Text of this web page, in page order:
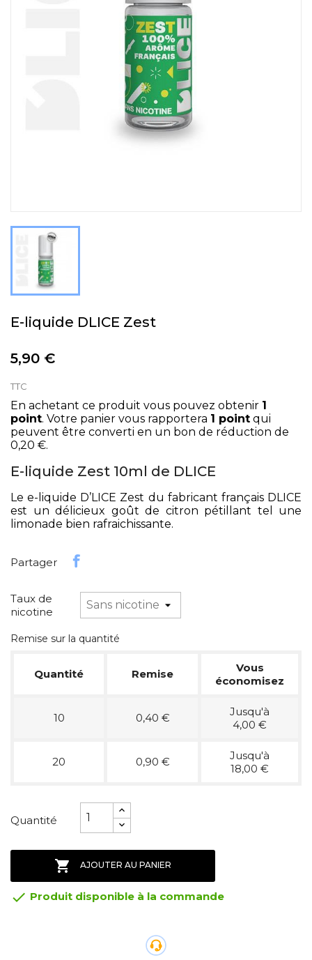
E-liquide DLICE Zest
5,90 €
TTC
En achetant ce produit vous pouvez obtenir 1
point. Votre panier vous rapportera 1 point qui
peuvent être converti en un bon de réduction de
0,20 €.
E-liquide Zest 10ml de DLICE
Le e-liquide D’LICE Zest du fabricant français DLICE
est un délicieux goût de citron pétillant tel une
limonade bien rafraichissante.
Partager
Taux de
nicotine
Remise sur la quantité
Quantité Remise
Vous
économisez
10 0,40 €
Jusqu'à
4,00 €
20 0,90 €
Jusqu'à
18,00 €
Quantité
 AJOUTER AU PANIER
 Produit disponible à la commande